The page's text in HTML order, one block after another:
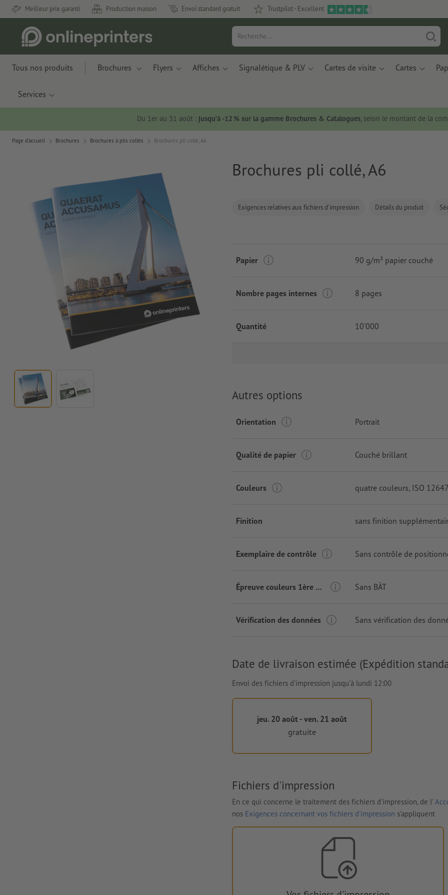
Meilleur prix garanti Production maison Envoi standard gratuit Trustpilot - Excellent
Tous nos produits Brochures Flyers Affiches Signalétique & PLV Cartes de visite Cartes
Services
Du 1er au 31 août : jusqu’à -12 % sur la gamme Brochures & Catalogues, selon le montant de la
Page d'accueil Brochures Brochures à plis collés Brochures pli collé, A6
Brochures pli collé, A6
Exigences relatives aux fichiers d'impression Détails du produit
Papier 90 g/m² papier couché
Nombre pages internes 8 pages
Quantité 10'000
Autres options
Orientation Portrait
Qualité de papier Couché brillant
Couleurs quatre couleurs, ISO
Finition sans finition
Exemplaire de contrôle Sans contrôle de
Épreuve couleurs 1ère page Sans BÀT
Vérification des données Sans vérification des
Date de livraison estimée (Expédition
Envoi des fichiers d'impression jusqu'à lundi 12:00
jeu. 20 août - ven. 21 août
gratuite
Fichiers d'impression
En ce qui concerne le traitement des fichiers d'impression, de l'
nos Exigences concernant vos fichiers d'impression s'appliquent